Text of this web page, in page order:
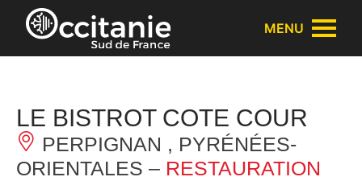
Panneau de gestion des cookies
MENU
LE BISTROT COTE COUR
PERPIGNAN , PYRÉNÉES-
ORIENTALES – RESTAURATION